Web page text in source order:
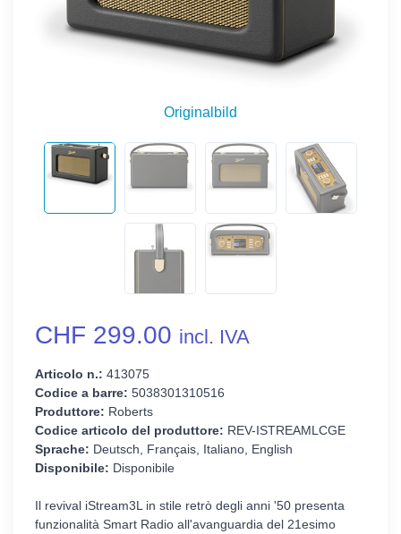
Originalbild
CHF 299.00 incl. IVA
Articolo n.: 413075
Codice a barre: 5038301310516
Produttore: Roberts
Codice articolo del produttore: REV-ISTREAMLCGE
Sprache: Deutsch, Français, Italiano, English
Disponibile: Disponibile
Il revival iStream3L in stile retrò degli anni '50 presenta
funzionalità Smart Radio all'avanguardia del 21esimo